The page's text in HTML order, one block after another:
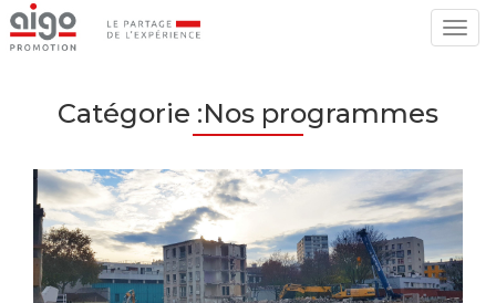
Catégorie :Nos programmes